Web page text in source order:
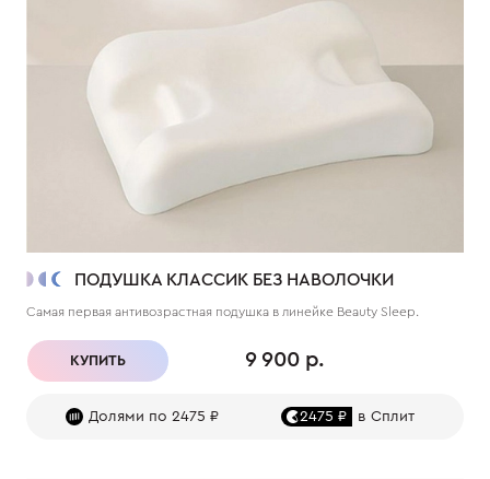
ПОДУШКА КЛАССИК БЕЗ НАВОЛОЧКИ
Самая первая антивозрастная подушка в линейке Beauty Sleep.
КУПИТЬ 9 900 р.
Долями по 2475 ₽ 2475 ₽ в Сплит